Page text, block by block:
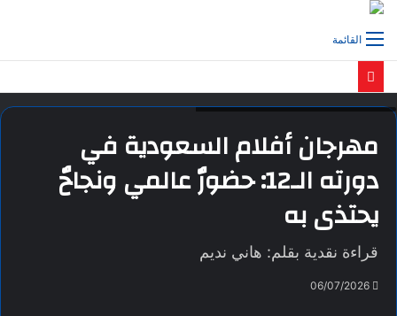
القائمة
مهرجان أفلام السعودية في
دورته الـ12: حضورٌ عالمي ونجاحٌ
يحتذى به
قراءة نقدية بقلم: هاني نديم
06/07/2026